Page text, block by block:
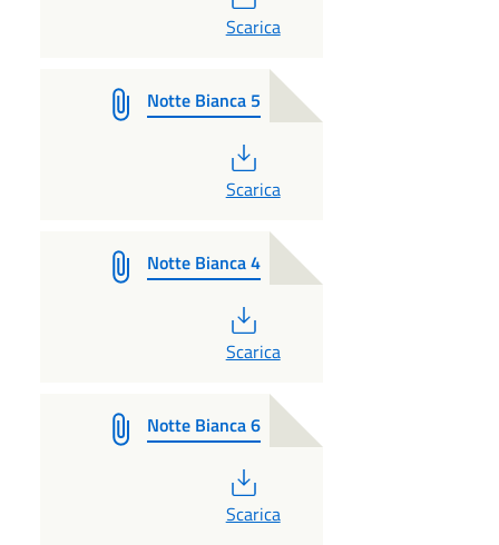
PDF
Scarica
Notte Bianca 5
PDF
Scarica
Notte Bianca 4
PDF
Scarica
Notte Bianca 6
PDF
Scarica